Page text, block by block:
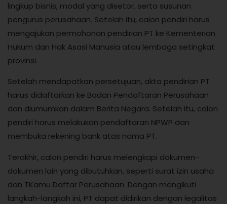
lingkup bisnis, modal yang disetor, serta susunan
pengurus perusahaan. Setelah itu, calon pendiri harus
mengajukan permohonan pendirian PT ke Kementerian
Hukum dan Hak Asasi Manusia atau lembaga setingkat
provinsi.
Setelah mendapatkan persetujuan, akta pendirian PT
harus didaftarkan ke Badan Pendaftaran Perusahaan
dan diumumkan dalam Berita Negara. Setelah itu, calon
pendiri harus melakukan pendaftaran NPWP dan
membuka rekening bank atas nama PT.
Terakhir, calon pendiri harus melengkapi dokumen-
dokumen lain yang dibutuhkan, seperti surat izin usaha
dan TKamu Daftar Perusahaan. Dengan mengikuti
langkah-langkah ini, PT dapat didirikan dengan legalitas